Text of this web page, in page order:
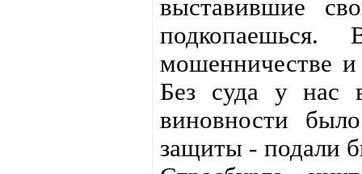
выставившие
подкопаешься.
мошенничестве и
Без суда у нас
виновности
защиты - подали